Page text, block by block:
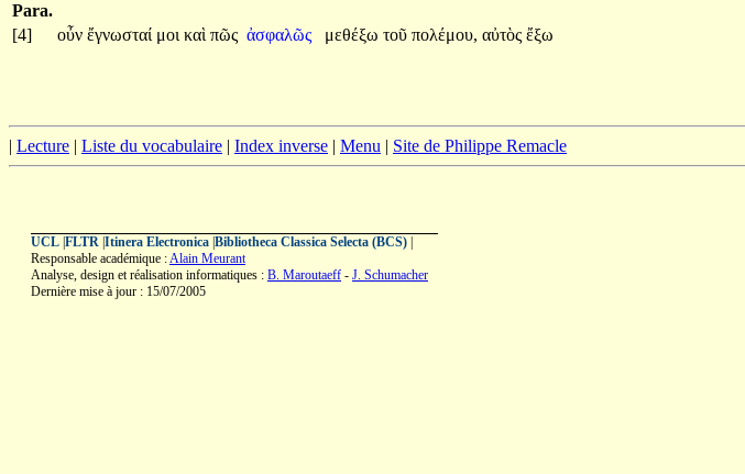
Para.
[4]
οὖν ἔγνωσταί μοι καὶ πῶς ἀσφαλῶς μεθέξω τοῦ πολέμου, αὐτὸς ἔξω
| Lecture | Liste du vocabulaire | Index inverse | Menu | Site de Philippe Remacle
UCL FLTR Itinera Electronica Bibliotheca Classica Selecta (BCS)
Responsable académique :Alain Meurant
Analyse, design et réalisation informatiques : B. Maroutaeff - J. Schumacher
Dernière mise à jour : 15/07/2005